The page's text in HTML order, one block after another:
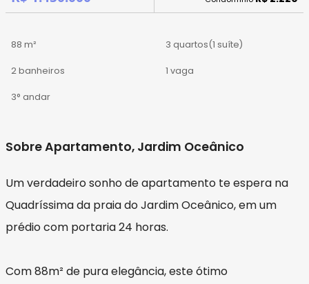
88 m² 3 quartos(1 suíte)
2 banheiros 1 vaga
3° andar
Sobre Apartamento, Jardim Oceânico
Um verdadeiro sonho de apartamento te espera na
Quadríssima da praia do Jardim Oceânico, em um
prédio com portaria 24 horas.
Com 88m² de pura elegância, este ótimo